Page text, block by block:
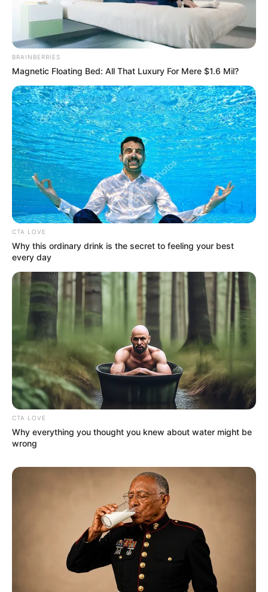
BRAINBERRIES
Magnetic Floating Bed: All That Luxury For Mere $1.6 Mil?
CTA LOVE
Why this ordinary drink is the secret to feeling your best
every day
CTA LOVE
Why everything you thought you knew about water might be
wrong